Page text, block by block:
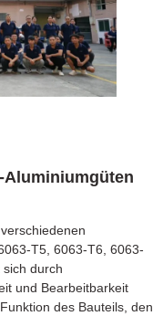
Aluminiumgüten
T5, 6063-T6, 6063-
durch
und Bearbeitbarkeit
des Bauteils, den